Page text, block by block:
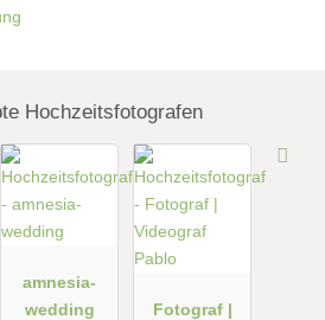
Hochzeitsfotografen
amnesia-
wedding
Fotograf |